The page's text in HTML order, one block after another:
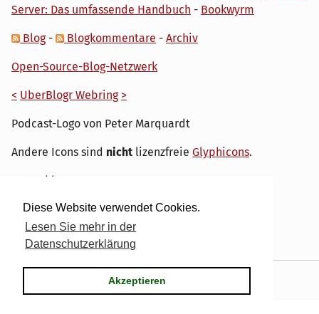
Diese Website verwendet Cookies.
Lesen Sie mehr in der
Datenschutzerklärung
Akzeptieren
Server: Das umfassende Handbuch - Bookwyrm
Blog- Blogkommentare - Archiv
Open-Source-Blog-Netzwerk
< UberBlogr Webring >
Podcast-Logo von Peter Marquardt
Andere Icons sind nicht lizenzfreie Glyphicons.
Hosted by
Serendipity& the dirk